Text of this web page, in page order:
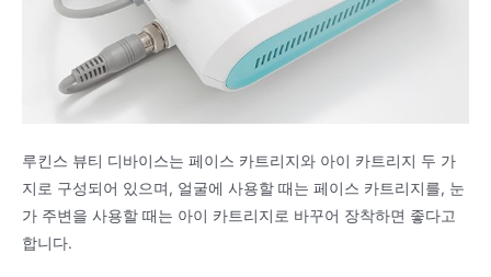
루킨스 뷰티 디바이스는 페이스 카트리지와 아이 카트리지 두 가
지로 구성되어 있으며, 얼굴에 사용할 때는 페이스 카트리지를, 눈
가 주변을 사용할 때는 아이 카트리지로 바꾸어 장착하면 좋다고
합니다.